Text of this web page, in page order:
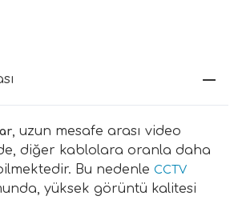
, uzun mesafe arası video
diğer kablolara oranla daha
Bu nedenle CCTV
yüksek görüntü kalitesi